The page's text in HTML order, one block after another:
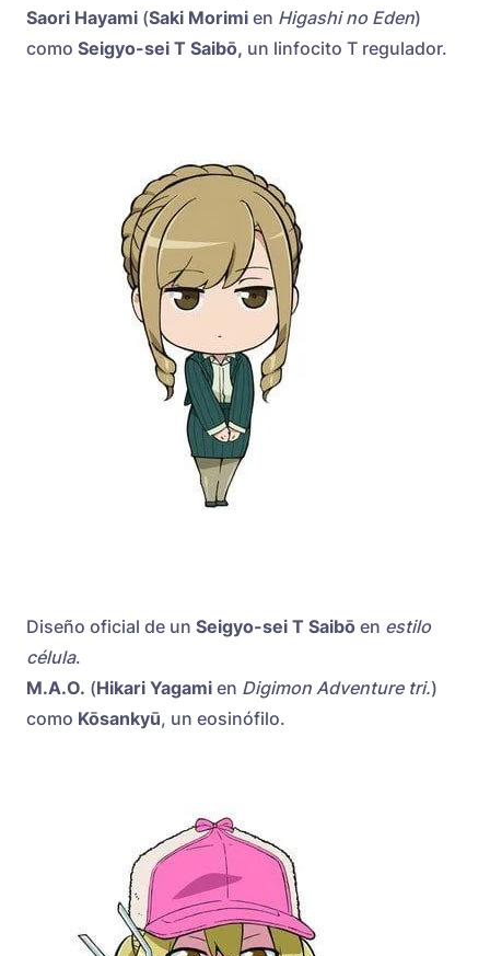
Saori Hayami (Saki Morimi en Higashi no Eden)
como Seigyo-sei T Saibō, un linfocito T regulador.
Diseño oficial de un Seigyo-sei T Saibō en estilo
célula.
M.A.O. (Hikari Yagami en Digimon Adventure tri.)
como Kōsankyū, un eosinófilo.